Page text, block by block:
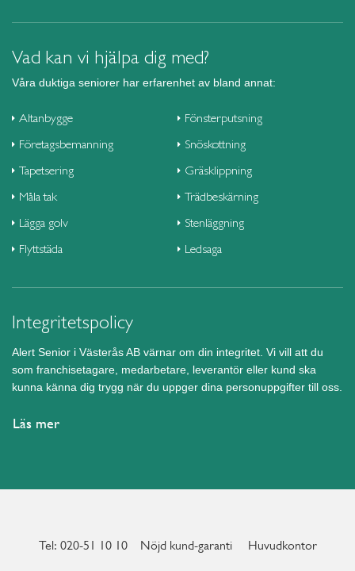
Vad kan vi hjälpa dig med?
Våra duktiga seniorer har erfarenhet av bland annat:
Altanbygge
Företagsbemanning
Tapetsering
Måla tak
Lägga golv
Flyttstäda
Fönsterputsning
Snöskottning
Gräsklippning
Trädbeskärning
Stenläggning
Ledsaga
Integritetspolicy
Alert Senior i Västerås AB värnar om din integritet. Vi vill att du
som franchisetagare, medarbetare, leverantör eller kund ska
kunna känna dig trygg när du uppger dina personuppgifter till oss.
Läs mer
Tel: 020-51 10 10 Nöjd kund-garanti Huvudkontor